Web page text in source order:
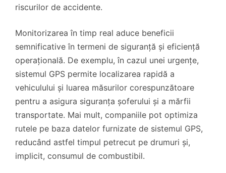
riscurilor de accidente.
Monitorizarea în timp real aduce beneficii
semnificative în termeni de siguranță și eficiență
operațională. De exemplu, în cazul unei urgențe,
sistemul GPS permite localizarea rapidă a
vehiculului și luarea măsurilor corespunzătoare
pentru a asigura siguranța șoferului și a mărfii
transportate. Mai mult, companiile pot optimiza
rutele pe baza datelor furnizate de sistemul GPS,
reducând astfel timpul petrecut pe drumuri și,
implicit, consumul de combustibil.